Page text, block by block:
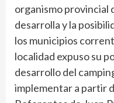
organismo provincial
desarrolla y la
los municipios
localidad expuso su
desarrollo del
implementar a partir